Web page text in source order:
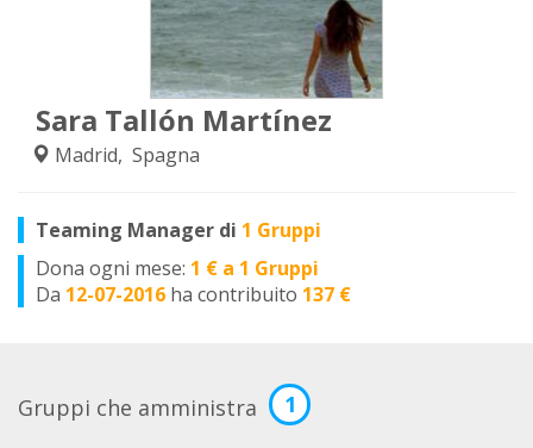
Sara Tallón Martínez
Madrid, Spagna
Teaming Manager di 1 Gruppi
Dona ogni mese: 1 € a 1 Gruppi
Da 12-07-2016 ha contribuito 137 €
Gruppi che amministra 1